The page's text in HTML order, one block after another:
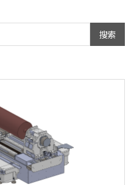
搜索